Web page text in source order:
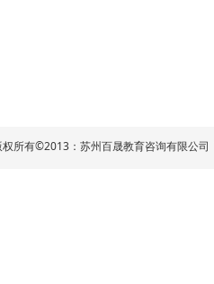
权所有©2013：苏州百晟教育咨询有限公司